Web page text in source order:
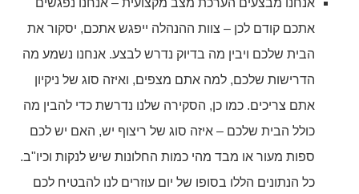
אנחנו מבצעים הערכת מצב מקצועית – אנחנו נפגשים
אתכם קודם לכן – צוות ההנהלה ייפגש אתכם, יסקור את
הבית שלכם ויבין מה בדיוק נדרש לבצע. אנחנו נשמע מה
הדרישות שלכם, למה אתם מצפים, ואיזה סוג של ניקיון
אתם צריכים. כמו כן, הסקירה שלנו נדרשת כדי להבין מה
כולל הבית שלכם – איזה סוג של ריצוף יש, האם יש לכם
ספות מעור או מבד מהי כמות החלונות שיש לנקות וכיו"ב.
כל הנתונים הללו בסופו של יום עוזרים לנו להבטיח לכם